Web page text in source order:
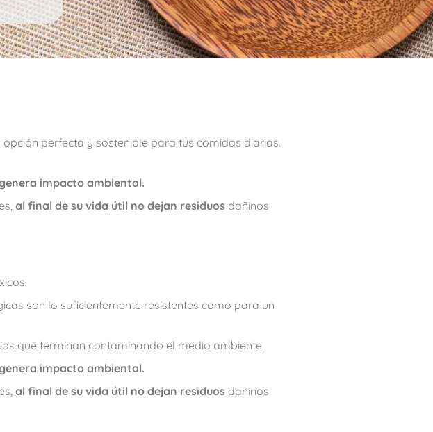
opción perfecta y sostenible para tus comidas diarias.
impacto ambiental.
al final de su vida útil no dejan residuos dañinos
son lo suficientemente resistentes como para un
que terminan contaminando el medio ambiente.
impacto ambiental.
al final de su vida útil no dejan residuos dañinos